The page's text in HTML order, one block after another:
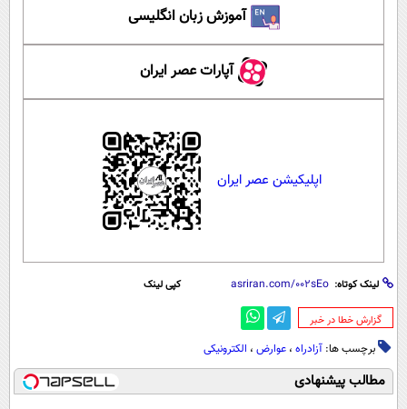
آموزش زبان انگلیسی
آپارات عصر ایران
اپلیکیشن عصر ایران
لینک کوتاه: کپی لینک
‌گزارش خطا در خبر
برچسب ها: آزادراه ، عوارض ، الکترونیکی
مطالب پیشنهادی